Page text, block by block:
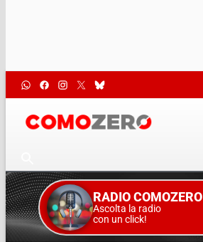
RADIO COMOZERO
Ascolta la radio
con un click!